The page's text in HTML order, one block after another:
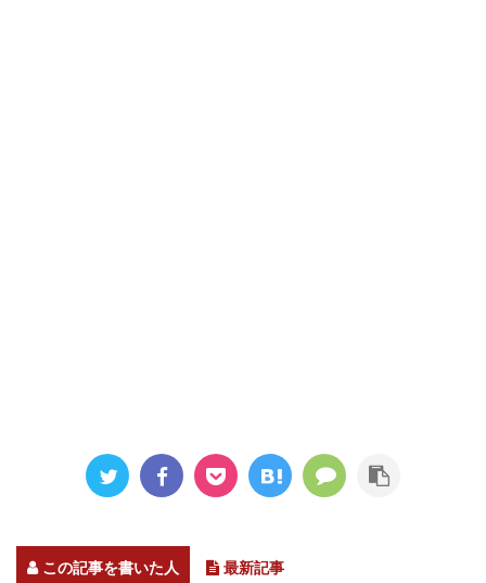
この記事を書いた人 最新記事